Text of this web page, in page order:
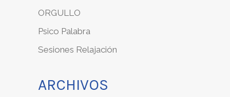
ORGULLO
Psico Palabra
Sesiones Relajación
ARCHIVOS